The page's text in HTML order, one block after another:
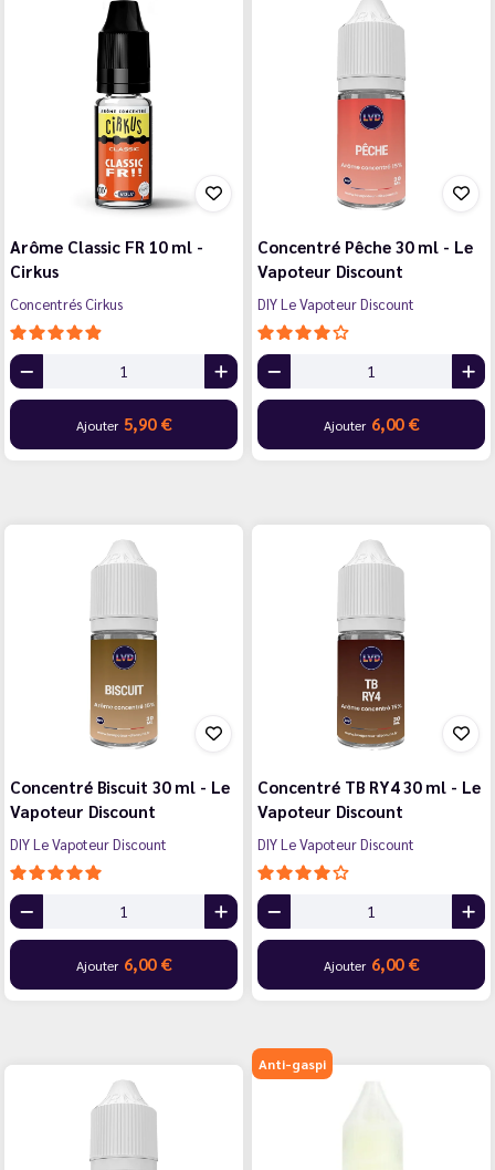
Arôme Classic FR 10 ml -
Cirkus
Concentrés Cirkus
Ajouter 5,90 €
Concentré Pêche 30 ml - Le
Vapoteur Discount
DIY Le Vapoteur Discount
Ajouter 6,00 €
Concentré Biscuit 30 ml - Le
Vapoteur Discount
DIY Le Vapoteur Discount
Ajouter 6,00 €
Concentré TB RY4 30 ml - Le
Vapoteur Discount
DIY Le Vapoteur Discount
Ajouter 6,00 €
Anti-gaspi